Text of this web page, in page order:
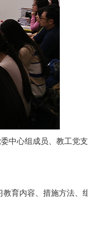
中心组成员、教工党
育内容、措施方法、